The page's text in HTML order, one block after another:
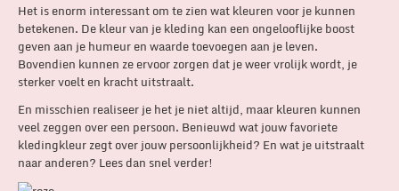
Het is enorm interessant om te zien wat kleuren voor je kunnen
betekenen. De kleur van je kleding kan een ongelooflijke boost
geven aan je humeur en waarde toevoegen aan je leven.
Bovendien kunnen ze ervoor zorgen dat je weer vrolijk wordt, je
sterker voelt en kracht uitstraalt.
En misschien realiseer je het je niet altijd, maar kleuren kunnen
veel zeggen over een persoon. Benieuwd wat jouw favoriete
kledingkleur zegt over jouw persoonlijkheid? En wat je uitstraalt
naar anderen? Lees dan snel verder!